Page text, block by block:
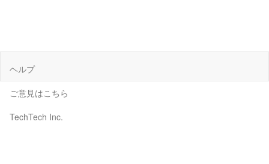
ヘルプ
ご意見はこちら
TechTech Inc.